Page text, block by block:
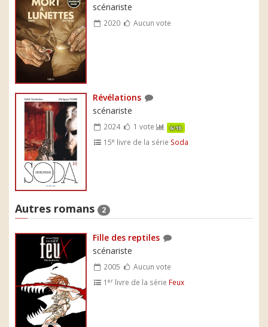
scénariste
2020 Aucun vote
Révélations
scénariste
2024 1 vote 6/10
15e livre de la série Soda
Autres romans 2
Fille des reptiles
scénariste
2005
Aucun vote
1er livre de la série Feux